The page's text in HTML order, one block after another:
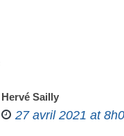
Hervé Sailly
27 avril 2021 at